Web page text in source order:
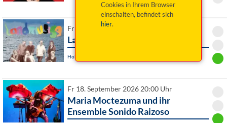
Cookies in Ihrem Browser
einschalten, befindet sich
hier.
Fr 18. September 2026 20:00 Uhr
Landmusigg - Nei die Weld!
Hollfeld, Kintopp
Fr 18. September 2026 20:00 Uhr
Maria Moctezuma und ihr
Ensemble Sonido Raizoso